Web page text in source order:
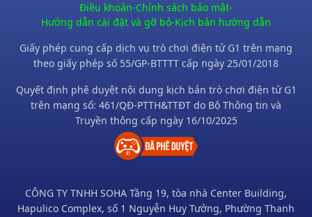
Điều khoản-Chính sách bảo mật-
Hướng dẫn cài đặt và gỡ bỏ-Kịch bản hướng dẫn
Giấy phép cung cấp dịch vụ trò chơi điện tử G1 trên mạng
theo giấy phép số 55/GP-BTTTT cấp ngày 25/01/2018
Quyết định phê duyệt nội dung kịch bản trò chơi điện tử G1
trên mạng số: 461/QĐ-PTTH&TTĐT do Bộ Thông tin và
Truyền thông cấp ngày 16/10/2025
CÔNG TY TNHH SOHA Tầng 19, tòa nhà Center Building,
Hapulico Complex, số 1 Nguyễn Huy Tưởng, Phường Thanh